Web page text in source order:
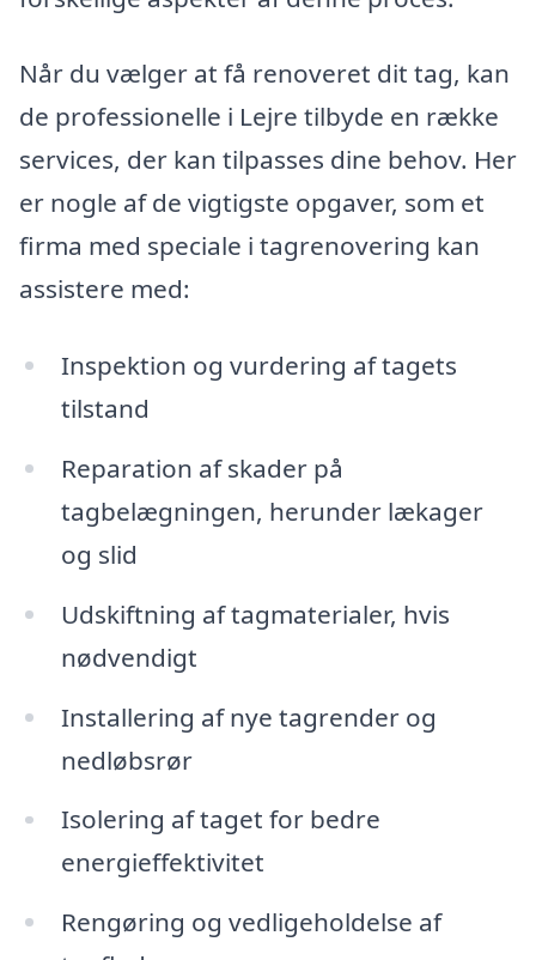
Når du vælger at få renoveret dit tag, kan
de professionelle i Lejre tilbyde en række
services, der kan tilpasses dine behov. Her
er nogle af de vigtigste opgaver, som et
firma med speciale i tagrenovering kan
assistere med:
Inspektion og vurdering af tagets
tilstand
Reparation af skader på
tagbelægningen, herunder lækager
og slid
Udskiftning af tagmaterialer, hvis
nødvendigt
Installering af nye tagrender og
nedløbsrør
Isolering af taget for bedre
energieffektivitet
Rengøring og vedligeholdelse af